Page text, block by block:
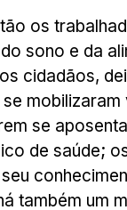
os
sono e da
cidadãos,
se
de saúde;
também um